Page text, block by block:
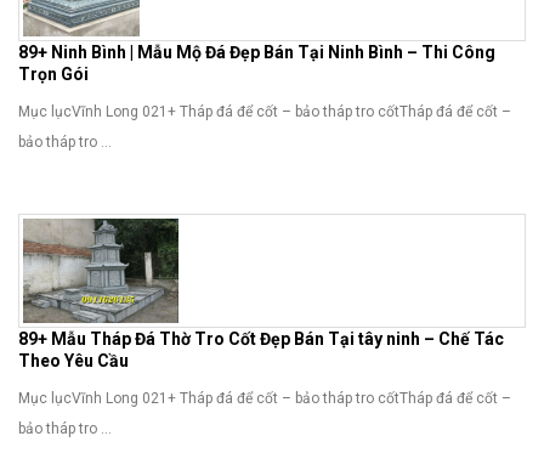
89+ Ninh Bình | Mẫu Mộ Đá Đẹp Bán Tại Ninh Bình – Thi Công
Trọn Gói
Mục lụcVĩnh Long 021+ Tháp đá để cốt – bảo tháp tro cốtTháp đá để cốt –
bảo tháp tro ...
89+ Mẫu Tháp Đá Thờ Tro Cốt Đẹp Bán Tại tây ninh – Chế Tác
Theo Yêu Cầu
Mục lụcVĩnh Long 021+ Tháp đá để cốt – bảo tháp tro cốtTháp đá để cốt –
bảo tháp tro ...